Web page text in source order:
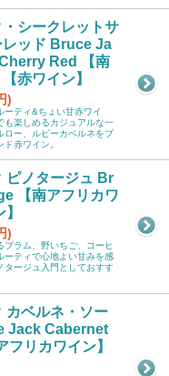
シークレットサ
レッド Bruce Ja
Red 【南
赤ワイン】
)
ーティ&ちょい甘赤ワイ
も楽しめるカジュアルな一
ロー、ルビーカベルネをブ
赤ワイン。
ピノタージュ Br
【南アフリカワ
)
ラム、野いちご、コーヒ
ーティで心地よい甘みを感
タージュ入門としておすす
カベルネ・ソー
Jack Cabernet
リカワイン】